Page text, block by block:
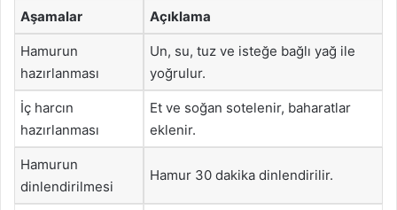
Aşamalar Açıklama
Hamurun
hazırlanması
Un, su, tuz ve isteğe bağlı yağ ile
yoğrulur.
İç harcın
hazırlanması
Et ve soğan sotelenir, baharatlar
eklenir.
Hamurun
dinlendirilmesi
Hamur 30 dakika dinlendirilir.